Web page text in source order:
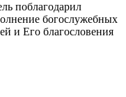
поблагодарил
богослужебных
и Его благословения